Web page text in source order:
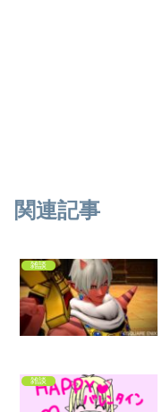
関連記事
雑談
雑談